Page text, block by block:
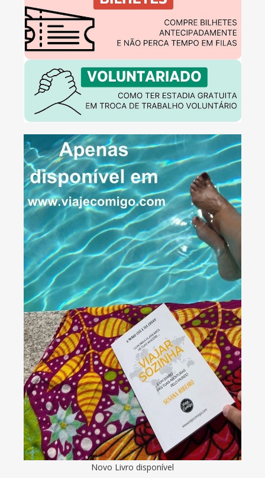
Novo Livro disponível